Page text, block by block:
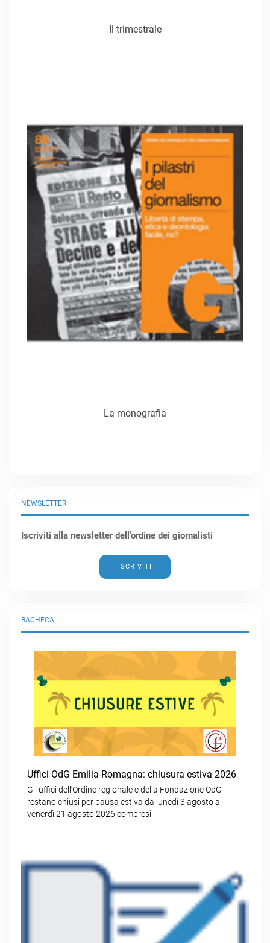
BACHECA
Uffici OdG Emilia-Romagna: chiusura estiva 2026
Gli uffici dell’Ordine regionale e della Fondazione OdG
restano chiusi per pausa estiva da lunedì 3 agosto a
venerdì 21 agosto 2026 compresi
NEWSLETTER
Iscriviti alla newsletter dell’ordine dei giornalisti
ISCRIVITI
Il trimestrale
La monografia